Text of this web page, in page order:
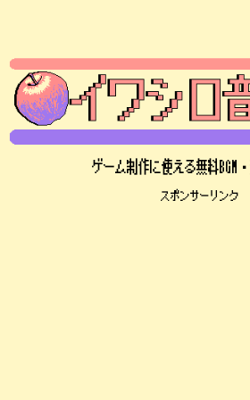
ゲーム制作に使える無料BGM
スポンサーリンク